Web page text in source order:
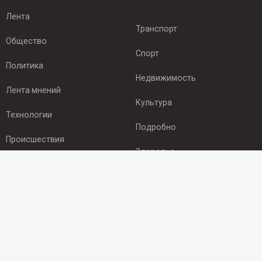
Лента
Общество
Политика
Лента мнений
Технологии
Происшествия
Транспорт
Спорт
Недвижимость
Культура
Подробно
Здоровье